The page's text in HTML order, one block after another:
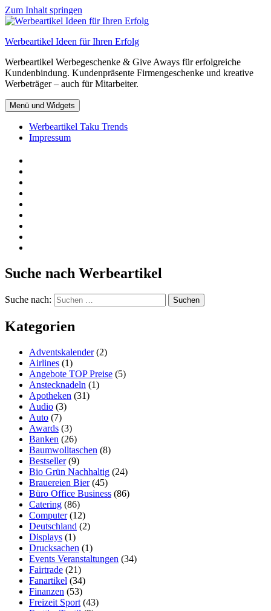
Zum Inhalt springen
Werbeartikel Ideen für Ihren Erfolg
Werbeartikel Werbegeschenke & Give Aways für erfolgreiche
Kundenbindung. Kundenpräsente Firmengeschenke und kreative
Werbeträger – auch für Mitarbeiter.
Menü und Widgets
Werbeartikel Taku Trends
Impressum
Suche nach Werbeartikel
Suche nach:
Kategorien
Adventskalender(2)
Airlines (1)
Angebote TOP Preise (5)
Anstecknadeln (1)
Apotheken (31)
Audio (3)
Auto (7)
Awards (3)
Banken (26)
Baumwolltaschen (8)
Bestseller(9)
Bio Grün Nachhaltig (24)
Brauereien Bier(45)
Büro Office Business (86)
Catering (86)
Computer(12)
Deutschland (2)
Displays (1)
Drucksachen (1)
Events Veranstaltungen (34)
Fairtrade (21)
Fanartikel (34)
Finanzen (53)
Freizeit Sport (43)